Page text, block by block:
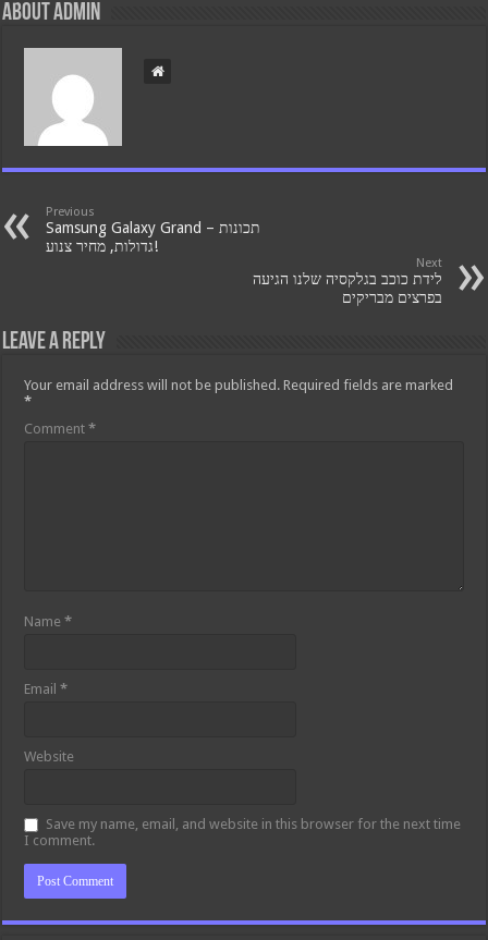
About admin
Previous
Samsung Galaxy Grand – תכונות
גדולות, מחיר צנוע!
Next
לידת כוכב בגלקסיה שלנו הגיעה
בפרצים מבריקים
Leave a Reply
Your email address will not be published. Required fields are marked
*
Comment*
Name*
Email*
Website
Save my name, email, and website in this browser for the next time
I comment.